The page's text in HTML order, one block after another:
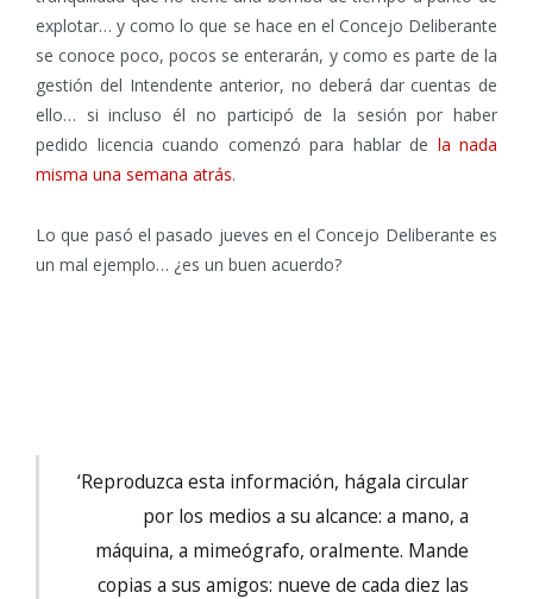
explotar… y como lo que se hace en el Concejo Deliberante
se conoce poco, pocos se enterarán, y como es parte de la
gestión del Intendente anterior, no deberá dar cuentas de
ello… si incluso él no participó de la sesión por haber
pedido licencia cuando comenzó para hablar de la nada
misma una semana atrás.
Lo que pasó el pasado jueves en el Concejo Deliberante es
un mal ejemplo… ¿es un buen acuerdo?
‘Reproduzca esta información, hágala circular
por los medios a su alcance: a mano, a
máquina, a mimeógrafo, oralmente. Mande
copias a sus amigos: nueve de cada diez las